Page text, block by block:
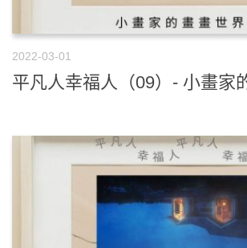
2022-03-01
平凡人幸福人（09）- 小畫家